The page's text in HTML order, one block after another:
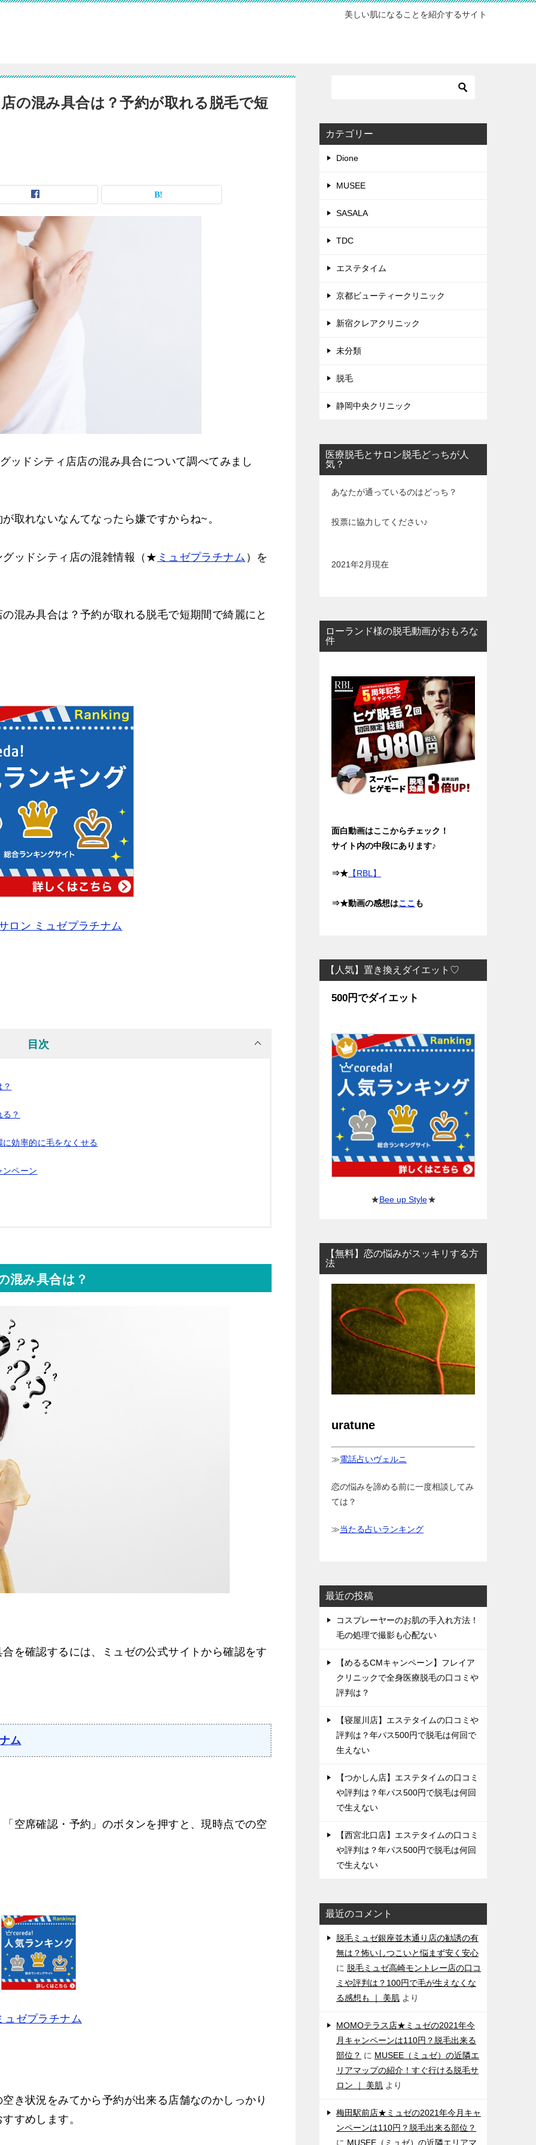
美しい肌になることを紹介するサイト
の混み具合は？予約が取れる脱毛で短
ッドシティ店店の混み具合について調べてみまし
取れないなんてなったら嫌ですからね~。
ッドシティ店の混雑情報（★ ミュゼプラチナム ）を
混み具合は？予約が取れる脱毛で短期間で綺麗にと
ロン ミュゼプラチナム
目次
？
効率的に毛をなくせる
ンペーン
混み具合は？
を確認するには、ミュゼの公式サイトから確認をす
ム
空席確認・予約」のボタンを押すと、現時点での空
ュゼプラチナム
き状況をみてから予約が出来る店舗なのかしっかり
すめします。
カテゴリー
Dione
MUSEE
SASALA
TDC
エステタイム
京都ビューティークリニック
新宿クレアクリニック
未分類
脱毛
静岡中央クリニック
医療脱毛とサロン脱毛どっちが人
気？
あなたが通っているのはどっち？
投票に協力してください♪
2021年2月現在
ローランド様の脱毛動画がおもろな
件
面白動画はここからチェック！
サイト内の中段にあります♪
⇒★ 【RBL】
⇒★動画の感想はここ も
【人気】置き換えダイエット♡
500円でダイエット
★Bee up Style★
【無料】恋の悩みがスッキリする方
法
uratune
≫電話占いヴェルニ
恋の悩みを諦める前に一度相談してみ
ては？
≫当たる占いランキング
最近の投稿
コスプレーヤーのお肌の手入れ方法！
毛の処理で撮影も心配ない
【めるるCMキャンペーン】フレイア
クリニックで全身医療脱毛の口コミや
評判は？
【寝屋川店】エステタイムの口コミや
評判は？年パス500円で脱毛は何回で
生えない
【つかしん店】エステタイムの口コミ
や評判は？年パス500円で脱毛は何回
で生えない
【西宮北口店】エステタイムの口コミ
や評判は？年パス500円で脱毛は何回
で生えない
最近のコメント
脱毛ミュゼ銀座並木通り店の勧誘の有
無は？怖いしつこいと悩まず安く安心
に 脱毛ミュゼ高崎モントレー店の口コ
ミや評判は？100円で毛が生えなくな
る感想も ｜ 美肌 より
MOMOテラス店★ミュゼの2021年今
月キャンペーンは110円？脱毛出来る
部位？ に MUSEE（ミュゼ）の近隣エ
リアマップの紹介！すぐ行ける脱毛サ
ロン ｜ 美肌 より
梅田駅前店★ミュゼの2021年今月キャ
ンペーンは110円？脱毛出来る部位？
に MUSEE（ミュゼ）の近隣エリアマ